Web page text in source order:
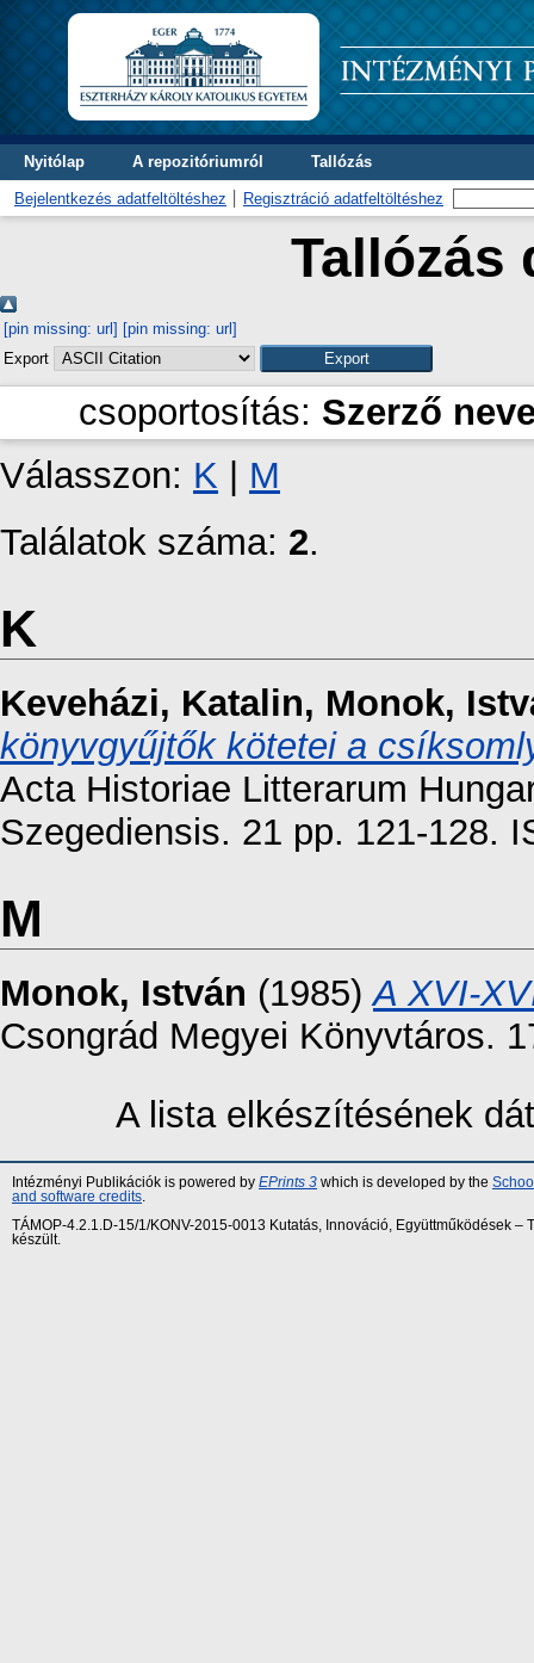
Nyitólap A repozitóriumról Tallózás
Bejelentkezés adatfeltöltéshez Regisztráció adatfeltöltéshez
Tallózás
[pin missing: url] [pin missing: url]
Export
csoportosítás: Szerző
Válasszon: K
M
Találatok száma: 2.
K
Keveházi, Katalin, Monok,
könyvgyűjtők kötetei a
Acta Historiae Litterarum
Szegediensis. 21 pp. 121-128.
M
Monok, István (1985)A XVI-
Csongrád Megyei Könyvtáros.
A lista elkészítésének
Intézményi Publikációk is powered by EPrints 3 which is developed by the
and software credits
TÁMOP-4.2.1.D-15/1/KONV-2015-0013 Kutatás, Innováció, Együttműködések
készült.